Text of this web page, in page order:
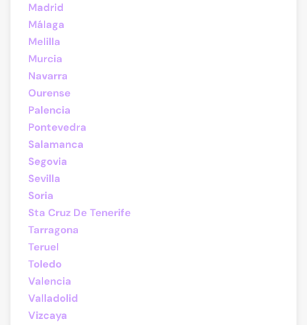
Madrid
Málaga
Melilla
Murcia
Navarra
Ourense
Palencia
Pontevedra
Salamanca
Segovia
Sevilla
Soria
Sta Cruz De Tenerife
Tarragona
Teruel
Toledo
Valencia
Valladolid
Vizcaya